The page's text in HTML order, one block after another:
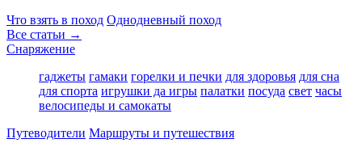
Что взять в поход Однодневный поход
Все статьи →
Снаряжение
гаджеты гамаки горелки и печки для здоровья для сна
для спорта игрушки да игры палатки посуда свет часы
велосипеды и самокаты
Путеводители Маршруты и путешествия